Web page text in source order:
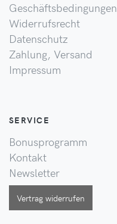
Geschäftsbedingungen
Widerrufsrecht
Datenschutz
Zahlung, Versand
Impressum
SERVICE
Bonusprogramm
Kontakt
Newsletter
Vertrag widerrufen